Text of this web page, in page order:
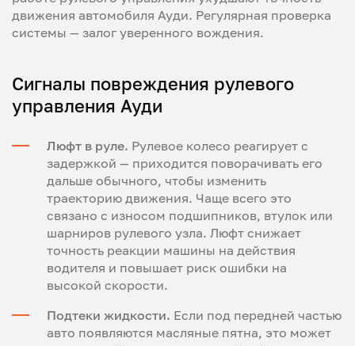
движения автомобиля Ауди. Регулярная проверка
системы — залог уверенного вождения.
Сигналы повреждения рулевого
управления Ауди
Люфт в руле. Рулевое колесо реагирует с
задержкой — приходится поворачивать его
дальше обычного, чтобы изменить
траекторию движения. Чаще всего это
связано с износом подшипников, втулок или
шарниров рулевого узла. Люфт снижает
точность реакции машины на действия
водителя и повышает риск ошибки на
высокой скорости.
Подтеки жидкости. Если под передней частью
авто появляются масляные пятна, это может